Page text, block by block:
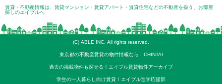
賃貸・不動産情報は、賃貸マンション・賃貸アパート・賃貸住宅などの不動産を扱う、お部屋
探しのエイブルへ
(C) ABLE INC. All rights reserved.
東京都の不動産賃貸の物件情報なら CHINTAI
過去の掲載物件も探せる！エイブル賃貸物件アーカイブ
学生の一人暮らし向け賃貸！エイブル進学応援部